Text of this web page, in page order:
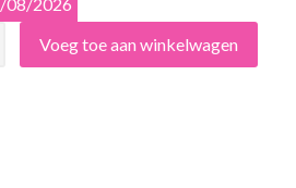
Voeg toe aan winkelwagen